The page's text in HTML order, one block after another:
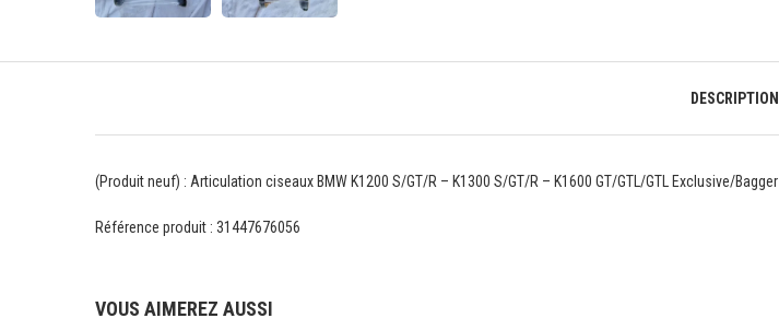
DESCRIPTION
(Produit neuf) : Articulation ciseaux BMW K1200 S/GT/R – K1300 S/GT/R – K1600 GT/GTL/GTL Exclusive/Bagger
Référence produit : 31447676056
VOUS AIMEREZ AUSSI